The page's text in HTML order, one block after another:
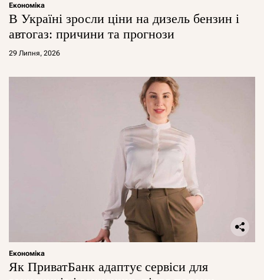
Економіка
В Україні зросли ціни на дизель бензин і
автогаз: причини та прогнози
29 Липня, 2026
Економіка
Як ПриватБанк адаптує сервіси для